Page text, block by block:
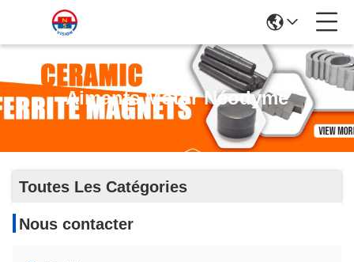
Aimants Motor Néodyme
Toutes Les Catégories
Nous contacter